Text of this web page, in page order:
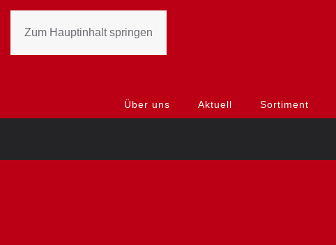
Zum Hauptinhalt springen
Über uns Aktuell Sortiment